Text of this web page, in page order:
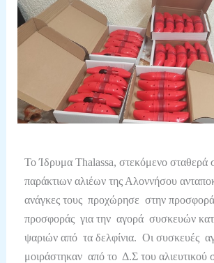
Το Ίδρυμα Thalassa, στεκόμενο σταθερά
παράκτιων αλιέων της Αλοννήσου
ανάγκες τους προχώρησε στην
προσφοράς για την αγορά συσκευών
ψαριών από τα δελφίνια. Οι συσκευές
μοιράστηκαν από το Δ.Σ του αλιευτικού